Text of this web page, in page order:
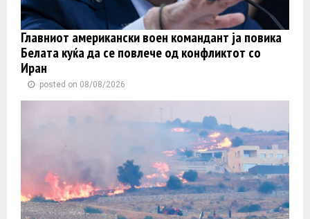
Главниот американски воен командант ја повика
Белата куќа да се повлече од конфликтот со
Иран
posted on 08/08/2026